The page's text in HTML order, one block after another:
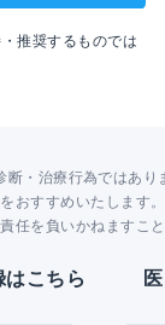
推奨するものでは
断・治療行為ではあり
おすすめいたします。
任を負いかねますこ
はこちら